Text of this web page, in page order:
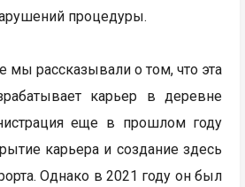
процедуры.
мы рассказывали о том, что эта
карьер в деревне
еще в прошлом году
карьера и создание здесь
Однако в 2021 году он был